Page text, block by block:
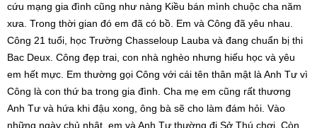
cứu mạng gia đình cũng như nàng Kiều bán mình chuộc cha năm
xưa. Trong thời gian đó em đã có bồ. Em và Công đã yêu nhau.
Công 21 tuổi, học Trường Chasseloup Lauba và đang chuẩn bị thi
Bac Deux. Công đẹp trai, con nhà nghèo nhưng hiếu học và yêu
em hết mực. Em thường gọi Công với cái tên thân mật là Anh Tư vì
Công là con thứ ba trong gia đình. Cha mẹ em cũng rất thương
Anh Tư và hứa khi đậu xong, ông bà sẽ cho làm đám hỏi. Vào
những ngày chủ nhật, em và Anh Tư thường đi Sở Thú chơi. Còn